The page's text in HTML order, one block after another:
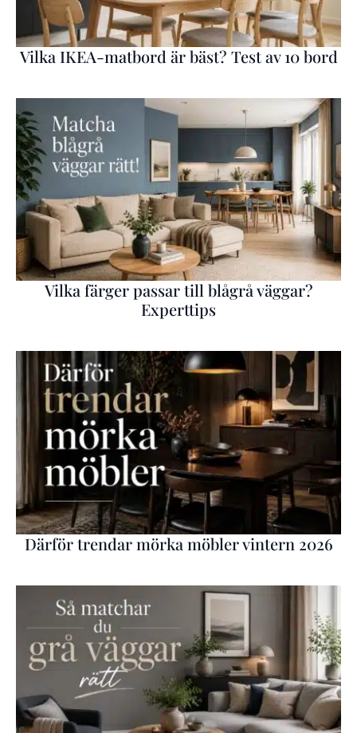
Vilka IKEA-matbord är bäst? Test av 10 bord
Vilka färger passar till blågrå väggar?
Experttips
Därför trendar mörka möbler vintern 2026